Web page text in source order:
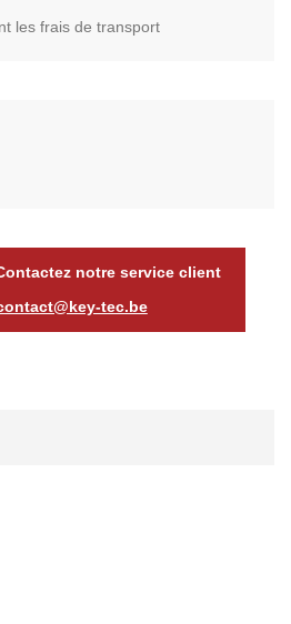
les frais de transport
notre service client
tec.be